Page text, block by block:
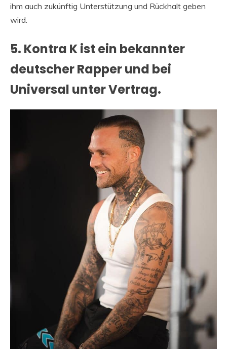
ihm auch zukünftig Unterstützung und Rückhalt geben
wird.
5. Kontra K ist ein bekannter
deutscher Rapper und bei
Universal unter Vertrag.